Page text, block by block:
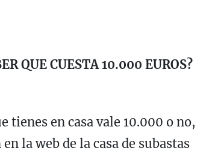
QUE CUESTA 10.000 EUROS?
tienes en casa vale 10.000 o no,
la web de la casa de subastas